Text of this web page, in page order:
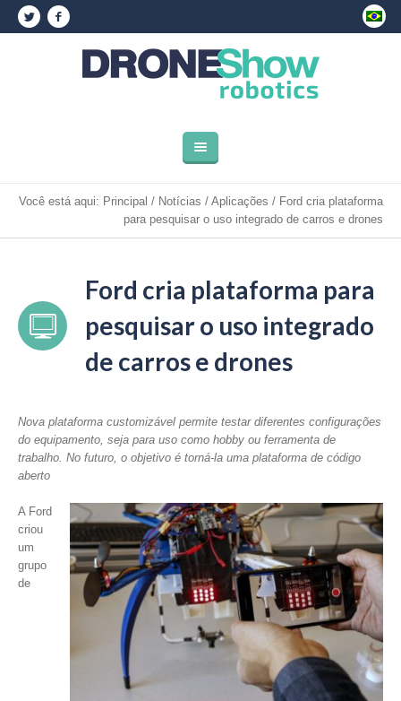
Você está aqui: Principal / Notícias / Aplicações / Ford cria plataforma
para pesquisar o uso integrado de carros e drones
Ford cria plataforma para
pesquisar o uso integrado
de carros e drones
Nova plataforma customizável permite testar diferentes configurações
do equipamento, seja para uso como hobby ou ferramenta de
trabalho. No futuro, o objetivo é torná-la uma plataforma de código
aberto
A Ford
criou
um
grupo
de